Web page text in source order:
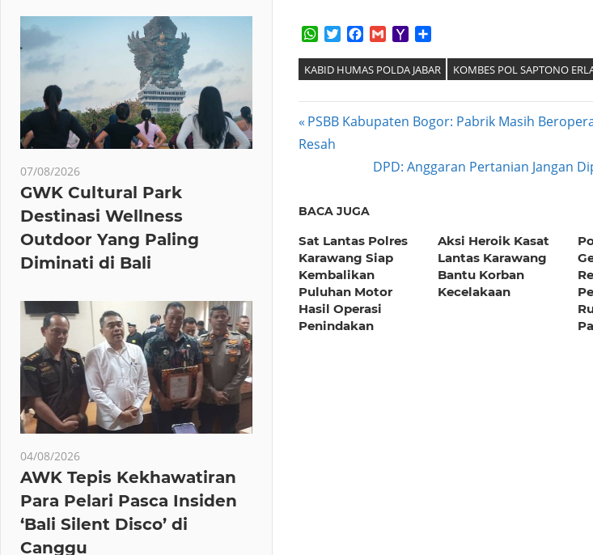
WhatsApp
TwitterFacebook
GmailYahoo
KABID HUMAS POLDA JABAR KOMBES POL SAPTONO
Post
navigation
Previous
Post:
PSBB Kabupaten Bogor: Pabrik Masih
Resah
Next
DPD: Anggaran Pertanian Jangan
BACA JUGA
Sat Lantas Polres
Karawang Siap
Kembalikan
Puluhan Motor
Hasil Operasi
Penindakan
Aksi Heroik Kasat
Lantas Karawang
Bantu Korban
Kecelakaan
07/08/2026
GWK Cultural Park
Destinasi Wellness
Outdoor Yang Paling
Diminati di Bali
04/08/2026
AWK Tepis Kekhawatiran
Para Pelari Pasca Insiden
‘Bali Silent Disco’ di
Canggu